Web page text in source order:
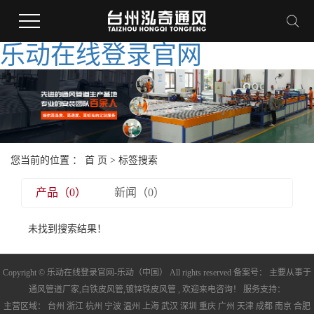
乐动在线登录官网
您当前的位置 ： 首 页 > 标签搜索
产品（0） 新闻（0）
未找到搜索结果！
Copyright © 乐动在线登录官网-乐动（中国） All rights reserved 备案号： 主要从事于
通风管道厂家, 白铁皮风管,镀锌铁皮风管 , 欢迎来电咨询！ 服务支持：
主营区域： 台州 浙江 杭州 宁波 温州 上海 武汉 深圳 重庆 广州 天津 成都 南京 合肥